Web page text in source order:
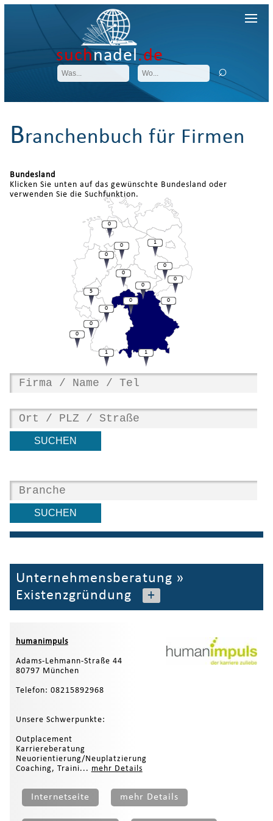
suchnadel.de
Branchenbuch für Firmen
Bundesland
Klicken Sie unten auf das gewünschte Bundesland oder
verwenden Sie die Suchfunktion.
0
0
5
0
0
1
0
0
0
0
0
0
0
1
0
1
Unternehmensberatung »
Existenzgründung
+
humanimpuls
Adams-Lehmann-Straße 44
80797 München
Telefon: 08215892968
Unsere Schwerpunkte:
Outplacement
Karriereberatung
Neuorientierung/Neuplatzierung
Coaching, Traini... mehr Details
Internetseite mehr Details